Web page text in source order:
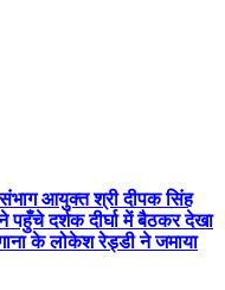
आयुक्त श्री दीपक सिंह
पहुँचे दर्शक दीर्घा में बैठकर देखा
के लोकेश रेड्डी ने जमाया